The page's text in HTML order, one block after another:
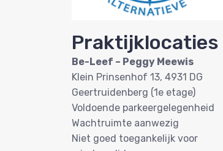
Praktijklocaties
Be-Leef – Peggy Meewis
Klein Prinsenhof 13, 4931 DG
Geertruidenberg (1e etage)
Voldoende parkeergelegenheid
Wachtruimte aanwezig
Niet goed toegankelijk voor